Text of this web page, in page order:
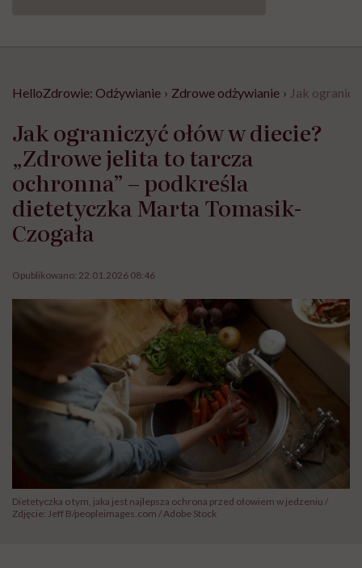
HelloZdrowie: Odżywianie › Zdrowe odżywianie › Jak
Jak ograniczyć ołów w diecie?
„Zdrowe jelita to tarcza
ochronna” – podkreśla
dietetyczka Marta Tomasik-
Czogała
Opublikowano: 22.01.2026 08:46
Dietetyczka o tym, jaka jest najlepsza ochrona przed ołowiem w jedzeniu /
Zdjęcie: Jeff B/peopleimages.com / Adobe Stock